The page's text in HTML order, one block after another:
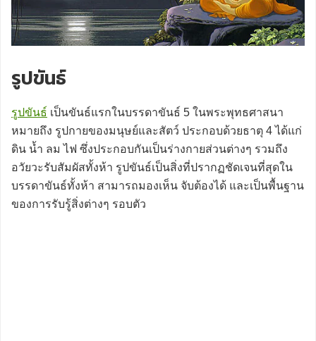
รูปขันธ์
รูปขันธ์ เป็นขันธ์แรกในบรรดาขันธ์ 5 ในพระพุทธศาสนา
หมายถึง รูปกายของมนุษย์และสัตว์ ประกอบด้วยธาตุ 4 ได้แก่
ดิน น้ำ ลม ไฟ ซึ่งประกอบกันเป็นร่างกายส่วนต่างๆ รวมถึง
อวัยวะรับสัมผัสทั้งห้า รูปขันธ์เป็นสิ่งที่ปรากฏชัดเจนที่สุดใน
บรรดาขันธ์ทั้งห้า สามารถมองเห็น จับต้องได้ และเป็นพื้นฐาน
ของการรับรู้สิ่งต่างๆ รอบตัว